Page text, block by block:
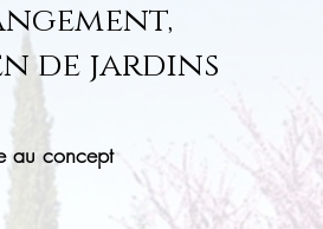
de jardins
au concept